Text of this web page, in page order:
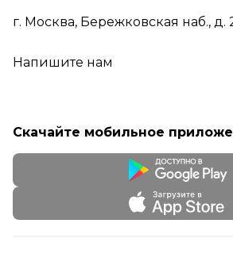
г. Москва, Бережковская наб., д.
Напишите нам
Скачайте мобильное